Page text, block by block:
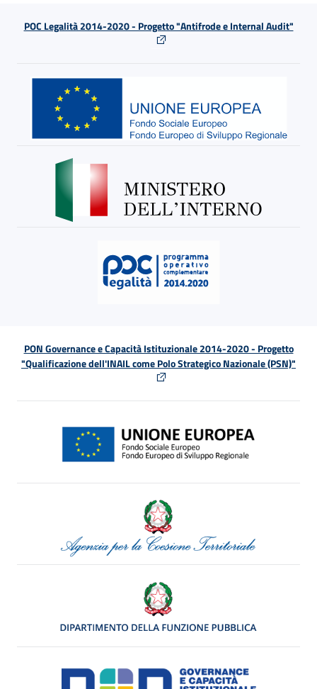
POC Legalità 2014-2020 - Progetto "Antifrode e Internal Audit"
PON Governance e Capacità Istituzionale 2014-2020 - Progetto
"Qualificazione dell'INAIL come Polo Strategico Nazionale (PSN)"